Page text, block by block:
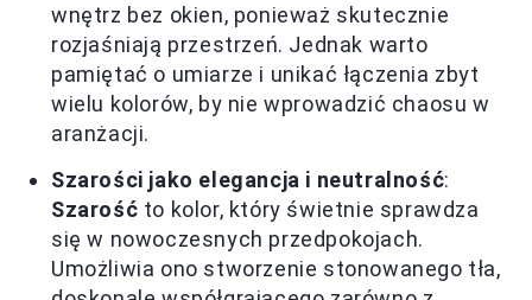
wnętrz bez okien, ponieważ skutecznie
rozjaśniają przestrzeń. Jednak warto
pamiętać o umiarze i unikać łączenia zbyt
wielu kolorów, by nie wprowadzić chaosu w
aranżacji.
Szarości jako elegancja i neutralność:
Szarość to kolor, który świetnie sprawdza
się w nowoczesnych przedpokojach.
Umożliwia ono stworzenie stonowanego tła,